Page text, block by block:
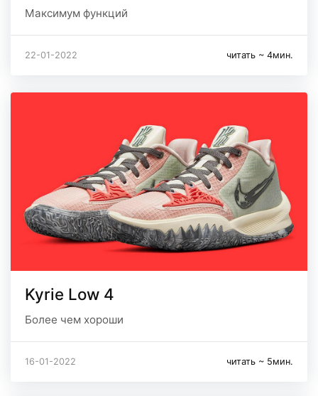
Максимум функций
22-01-2022 читать ~ 4мин.
Kyrie Low 4
Более чем хороши
16-01-2022 читать ~ 5мин.